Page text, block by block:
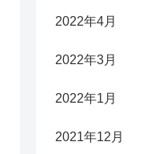
2022年4月
2022年3月
2022年1月
2021年12月